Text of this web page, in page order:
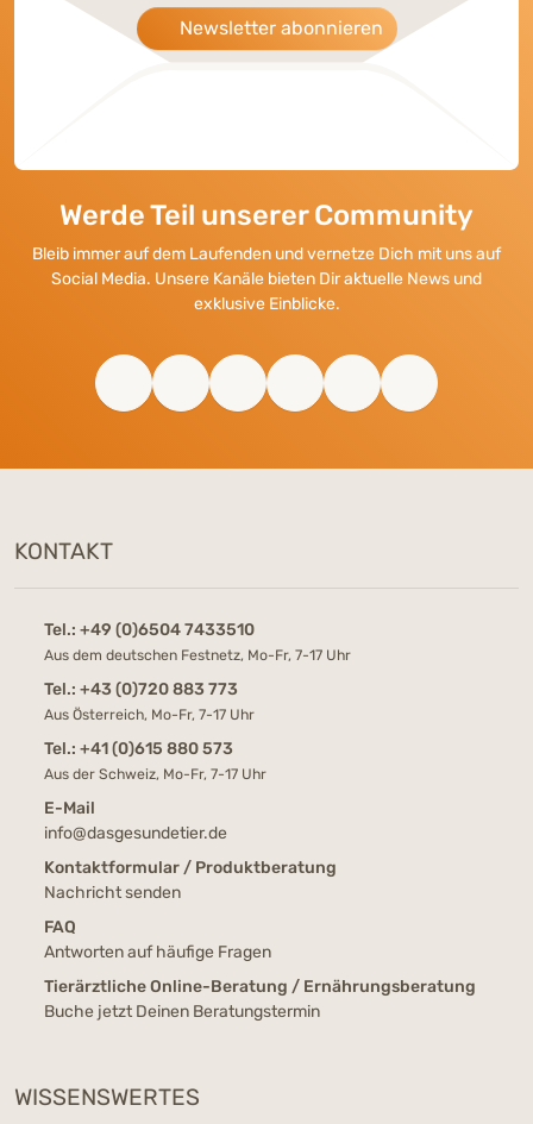
Newsletter abonnieren
Werde Teil unserer Community
Bleib immer auf dem Laufenden und vernetze Dich mit uns auf
Social Media. Unsere Kanäle bieten Dir aktuelle News und
exklusive Einblicke.
KONTAKT
Tel.: +49 (0)6504 7433510
Aus dem deutschen Festnetz, Mo-Fr, 7-17 Uhr
Tel.: +43 (0)720 883 773
Aus Österreich, Mo-Fr, 7-17 Uhr
Tel.: +41 (0)615 880 573
Aus der Schweiz, Mo-Fr, 7-17 Uhr
E-Mail
info@dasgesundetier.de
Kontaktformular / Produktberatung
Nachricht senden
FAQ
Antworten auf häufige Fragen
Tierärztliche Online-Beratung / Ernährungsberatung
Buche jetzt Deinen Beratungstermin
WISSENSWERTES